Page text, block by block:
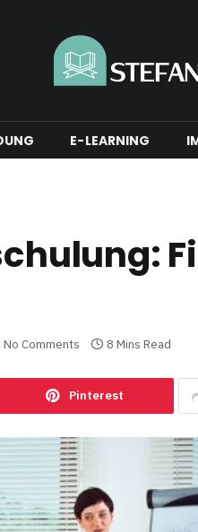
E-LEARNING
No Comments 8 Mins Read
Pinterest